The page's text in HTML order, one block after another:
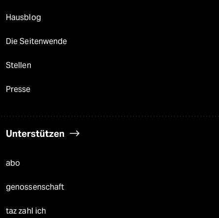
Hausblog
Die Seitenwende
Stellen
Presse
Unterstützen
abo
genossenschaft
taz zahl ich